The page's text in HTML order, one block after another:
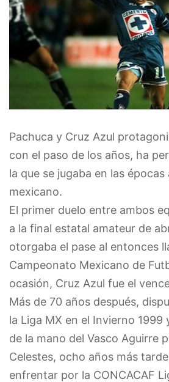
Pachuca y Cruz Azul
con el paso de los años, ha
la que se jugaba en las
mexicano.
El primer duelo entre ambos
a la final estatal amateur de
otorgaba el pase al entonces
Campeonato Mexicano de
ocasión, Cruz Azul fue el
Más de 70 años después,
la Liga MX en el Invierno 1999
de la mano del Vasco Aguirre
Celestes, ocho años más
enfrentar por la CONCACAF